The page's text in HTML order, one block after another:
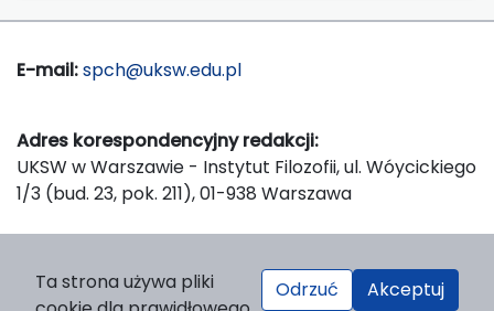
E-mail:spch@uksw.edu.pl
Adres korespondencyjny redakcji:
UKSW w Warszawie - Instytut Filozofii, ul. Wóycickiego
1/3 (bud. 23, pok. 211), 01-938 Warszawa
Wydawnictwo Naukowe UKSW, ul. Dewajtis 5, domek
Ta strona używa pliki
Odrzuć Akceptuj